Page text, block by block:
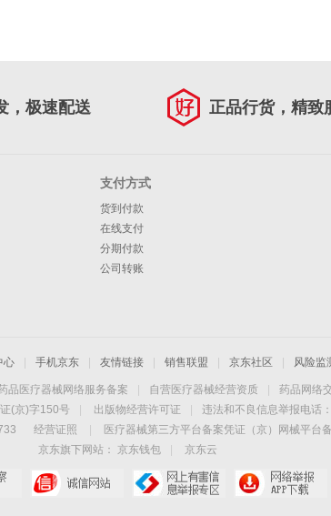
，极速配送 正品行货，精致
支付方式
货到付款
在线支付
分期付款
公司转账
心 手机京东 友情链接 销售联盟 京东社区 风险监
品医疗器械网络服务备案 自营医疗器械经营资质 药品网络
(京)字150号
出版物经营许可证
违法和不良信息举报电话
经营证照 医疗器械第三方平台备案凭证（京）网械平台
京东旗下网站：
京东钱包
京东云